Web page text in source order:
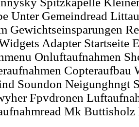
Unter Gemeindread
Gewichtseinsparungen
Adapter Startseite
Onluftaufnahmen
Copteraufbau
Soundon Neigunghngt
Fpvdronen
Mk